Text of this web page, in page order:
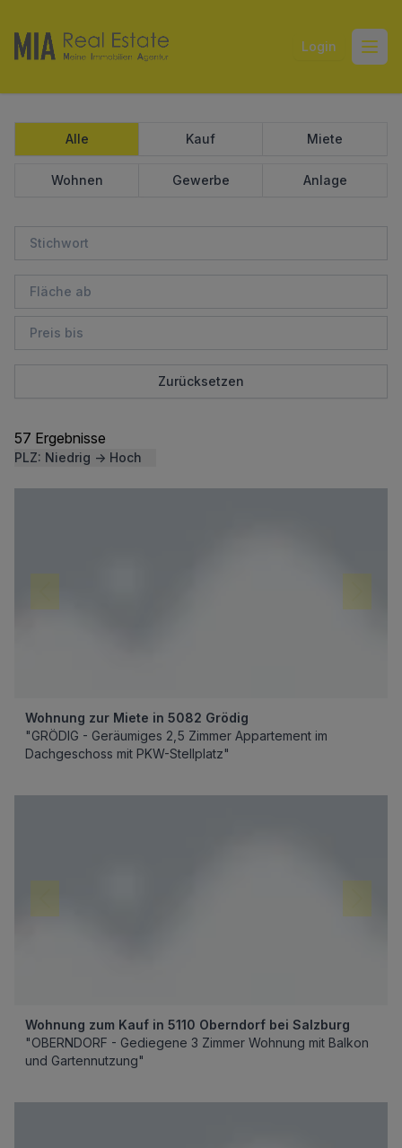
Login
Alle Kauf Miete
Wohnen Gewerbe Anlage
Zurücksetzen
57 Ergebnisse
PLZ: Niedrig → Hoch
Wohnung zur Miete in 5082 Grödig
"GRÖDIG - Geräumiges 2,5 Zimmer Appartement im
Dachgeschoss mit PKW-Stellplatz"
Wohnung zum Kauf in 5110 Oberndorf bei Salzburg
"OBERNDORF - Gediegene 3 Zimmer Wohnung mit Balkon
und Gartennutzung"